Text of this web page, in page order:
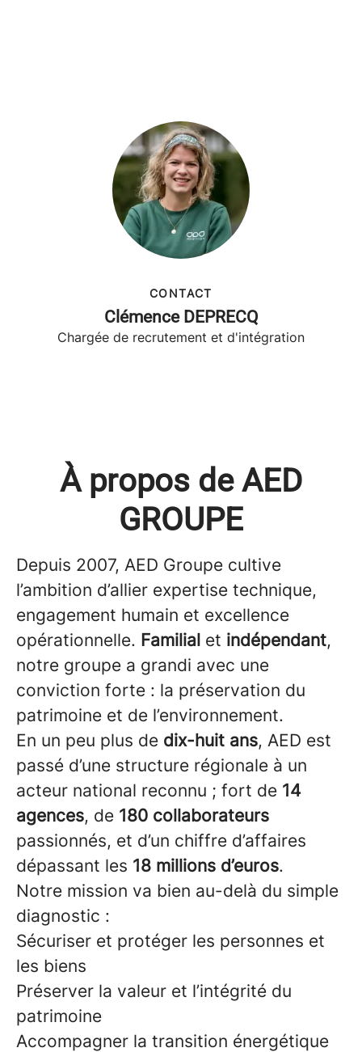
CONTACT
Clémence DEPRECQ
Chargée de recrutement et d'intégration
À propos de AED
GROUPE
Depuis 2007, AED Groupe cultive
l’ambition d’allier expertise technique,
engagement humain et excellence
opérationnelle. Familial et indépendant,
notre groupe a grandi avec une
conviction forte : la préservation du
patrimoine et de l’environnement.
En un peu plus de dix-huit ans, AED est
passé d’une structure régionale à un
acteur national reconnu ; fort de 14
agences, de 180 collaborateurs
passionnés, et d’un chiffre d’affaires
dépassant les 18 millions d’euros.
Notre mission va bien au-delà du simple
diagnostic :
Sécuriser et protéger les personnes et
les biens
Préserver la valeur et l’intégrité du
patrimoine
Accompagner la transition énergétique